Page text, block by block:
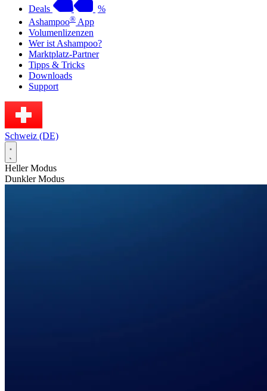
Deals
%
Ashampoo® App
Volumenlizenzen
Wer ist Ashampoo?
Marktplatz-Partner
Tipps & Tricks
Downloads
Support
Schweiz (DE)
Heller Modus
Dunkler Modus